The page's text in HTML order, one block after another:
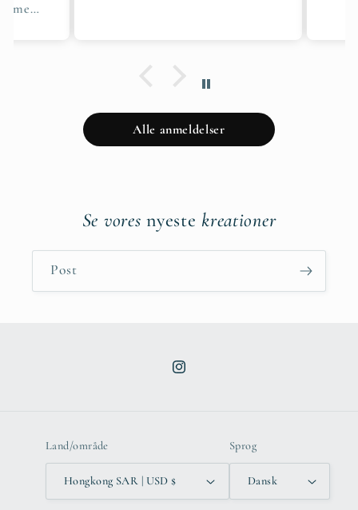
med
Alle anmeldelser
Se vores nyeste kreationer
Post
Instagram
Land/område
Hongkong SAR | USD $
Sprog
Dansk